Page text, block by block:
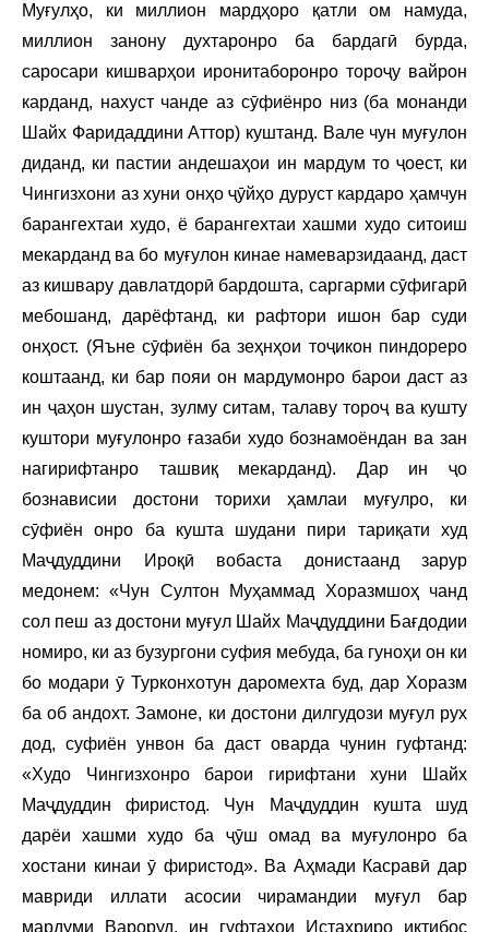
Муғулҳо, ки миллион мардҳоро қатли ом намуда,
миллион занону духтаронро ба бардагӣ бурда,
саросари кишварҳои иронитаборонро тороҷу вайрон
карданд, нахуст чанде аз сӯфиёнро низ (ба монанди
Шайх Фаридаддини Аттор) куштанд. Вале чун муғулон
диданд, ки пастии андешаҳои ин мардум то ҷоест, ки
Чингизхони аз хуни онҳо ҷӯйҳо дуруст кардаро ҳамчун
барангехтаи худо, ё барангехтаи хашми худо ситоиш
мекарданд ва бо муғулон кинае намеварзидаанд, даст
аз кишвару давлатдорӣ бардошта, саргарми сӯфигарӣ
мебошанд, дарёфтанд, ки рафтори ишон бар суди
онҳост. (Яъне сӯфиён ба зеҳнҳои тоҷикон пиндореро
коштаанд, ки бар пояи он мардумонро барои даст аз
ин ҷаҳон шустан, зулму ситам, талаву тороҷ ва кушту
куштори муғулонро ғазаби худо бознамоёндан ва зан
нагирифтанро ташвиқ мекарданд). Дар ин ҷо
бознависии достони торихи ҳамлаи муғулро, ки
сӯфиён онро ба кушта шудани пири тариқати худ
Маҷдуддини Ироқӣ вобаста донистаанд зарур
медонем: «Чун Султон Муҳаммад Хоразмшоҳ чанд
сол пеш аз достони муғул Шайх Маҷдуддини Бағдодии
номиро, ки аз бузургони суфия мебуда, ба гуноҳи он ки
бо модари ӯ Турконхотун даромехта буд, дар Хоразм
ба об андохт. Замоне, ки достони дилгудози муғул рух
дод, суфиён унвон ба даст оварда чунин гуфтанд:
«Худо Чингизхонро барои гирифтани хуни Шайх
Маҷдуддин фиристод. Чун Маҷдуддин кушта шуд
дарёи хашми худо ба ҷӯш омад ва муғулонро ба
хостани кинаи ӯ фиристод». Ва Аҳмади Касравӣ дар
мавриди иллати асосии чирамандии муғул бар
мардуми Вароруд, ин гуфтаҳои Истахриро иқтибос